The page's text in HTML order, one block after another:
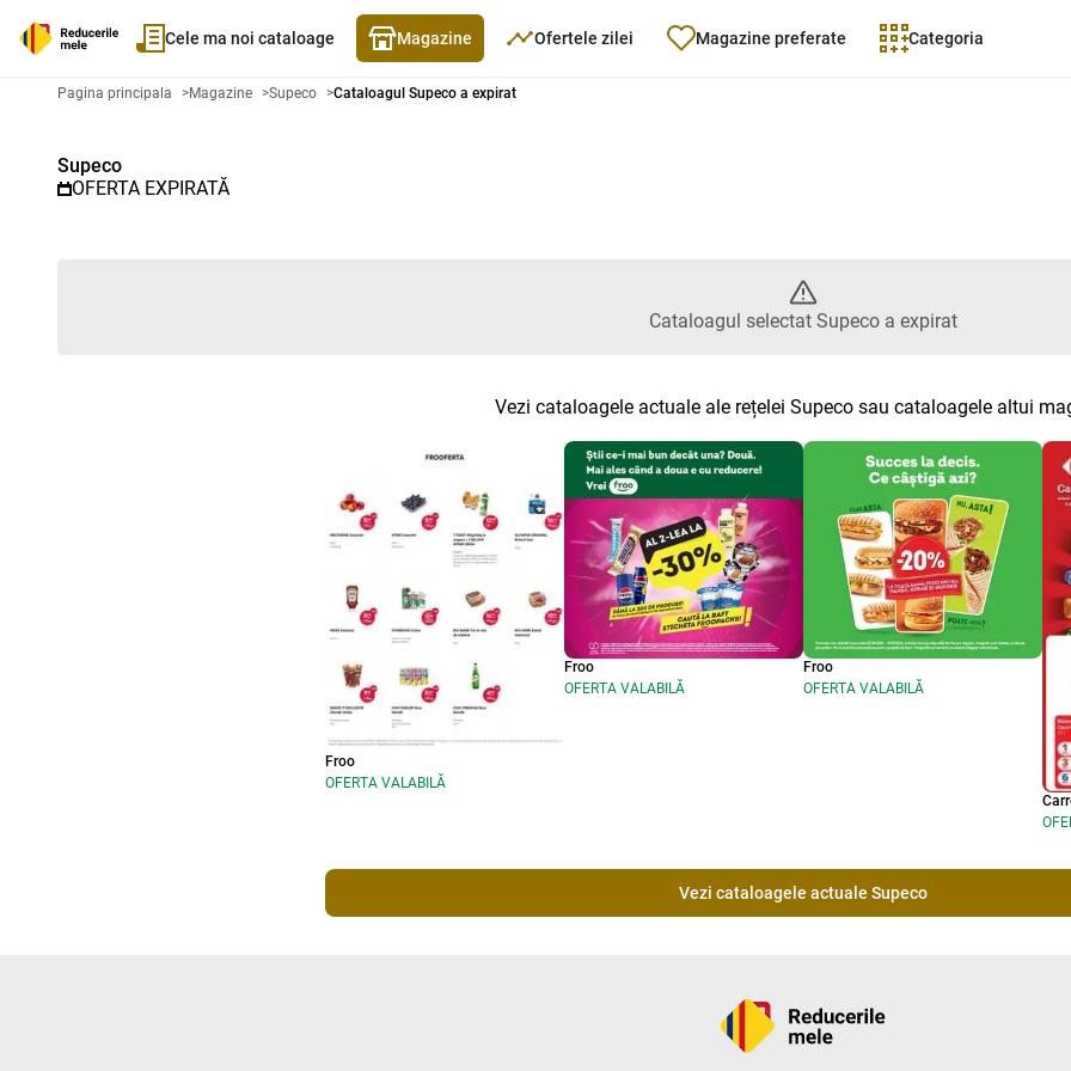
Cele ma noi cataloage Magazine Ofertele zilei Magazine preferate Categoria
Catalog promoțional Supeco - Catalogul selectat Supeco a
Pagina principala >Magazine >Supeco >Cataloagul Supeco a expirat
Supeco
OFERTA EXPIRATĂ
Cataloagul selectat Supeco a expirat
Vezi cataloagele actuale ale rețelei Supeco sau cataloagele altui
Froo
OFERTA VALABILĂ
Froo
OFERTA VALABILĂ
Froo
OFERTA VALABILĂ
Vezi cataloagele actuale Supeco